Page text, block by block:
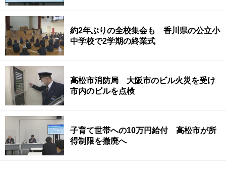
約2年ぶりの全校集会も 香川県の公立小
中学校で2学期の終業式
高松市消防局 大阪市のビル火災を受け
市内のビルを点検
子育て世帯への10万円給付 高松市が所
得制限を撤廃へ